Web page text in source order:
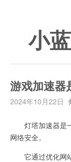
小
游戏加速器
2024年10月22日
灯塔加速器是一
网络安全。
它通过优化网站